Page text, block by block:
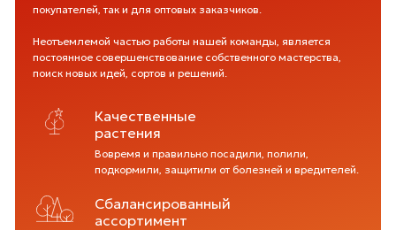
Акция: Японская спирея в подарок
с 1.06 до 30.06.2026 года.
покупателей, так и для оптовых заказчиков.
Неотъемлемой частью работы нашей команды, является
постоянное совершенствование собственного мастерства,
поиск новых идей, сортов и решений.
Качественные
растения
Вовремя и правильно посадили, полили,
подкормили, защитили от болезней и вредителей.
Сбалансированный
ассортимент